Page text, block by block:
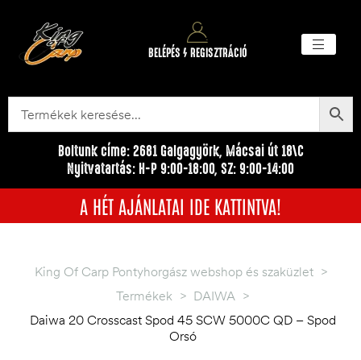
BELÉPÉS / REGISZTRÁCIÓ
Boltunk címe: 2681 Galgagyörk, Mácsai út 18\C
Nyitvatartás: H-P 9:00-18:00, SZ: 9:00-14:00
A HÉT AJÁNLATAI IDE KATTINTVA!
King Of Carp Pontyhorgász webshop és szaküzlet >
Termékek > DAIWA >
Daiwa 20 Crosscast Spod 45 SCW 5000C QD – Spod
Orsó